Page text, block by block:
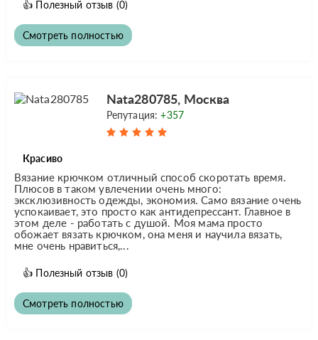
👍 Полезный отзыв (0)
Смотреть полностью
Nata280785, Москва
Репутация:+357
Красиво
Вязание крючком отличный способ скоротать время.
Плюсов в таком увлечении очень много:
эксклюзивность одежды, экономия. Само вязание очень
успокаивает, это просто как антидепрессант. Главное в
этом деле - работать с душой. Моя мама просто
обожает вязать крючком, она меня и научила вязать,
мне очень нравиться,...
👍 Полезный отзыв (0)
Смотреть полностью